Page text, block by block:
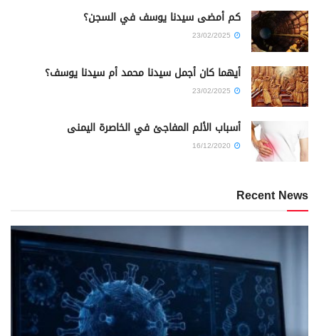
كم أمضى سيدنا يوسف في السجن؟
أيهما كان أجمل سيدنا محمد أم سيدنا يوسف؟
أسباب الألم المفاجئ في الخاصرة اليمنى
Recent News